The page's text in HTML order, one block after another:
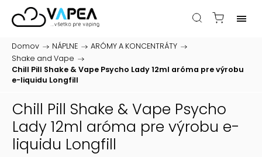
Domov / NÁPLNE / ARÓMY A KONCENTRÁTY /
Shake and Vape /
Chill Pill Shake & Vape Psycho Lady 12ml aróma pre výrobu
e-liquidu Longfill
Chill Pill Shake & Vape Psycho
Lady 12ml aróma pre výrobu e-
liquidu Longfill